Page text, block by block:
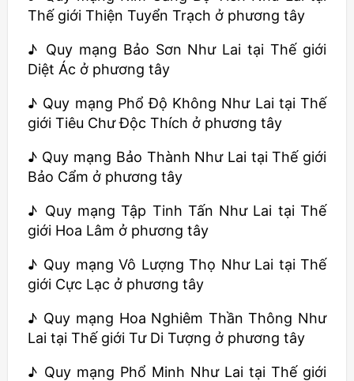
Thế giới Thiện Tuyển Trạch ở phương tây
♪ Quy mạng Bảo Sơn Như Lai tại Thế giới
Diệt Ác ở phương tây
♪ Quy mạng Phổ Độ Không Như Lai tại Thế
giới Tiêu Chư Độc Thích ở phương tây
♪ Quy mạng Bảo Thành Như Lai tại Thế giới
Bảo Cẩm ở phương tây
♪ Quy mạng Tập Tinh Tấn Như Lai tại Thế
giới Hoa Lâm ở phương tây
♪ Quy mạng Vô Lượng Thọ Như Lai tại Thế
giới Cực Lạc ở phương tây
♪ Quy mạng Hoa Nghiêm Thần Thông Như
Lai tại Thế giới Tư Di Tượng ở phương tây
♪ Quy mạng Phổ Minh Như Lai tại Thế giới